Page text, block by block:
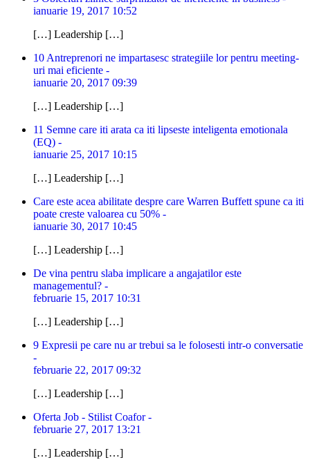
ianuarie 19, 2017 10:52
[…] Leadership […]
10 Antreprenori ne impartasesc strategiile lor pentru meeting-
uri mai eficiente -
ianuarie 20, 2017 09:39
[…] Leadership […]
11 Semne care iti arata ca iti lipseste inteligenta emotionala
(EQ) -
ianuarie 25, 2017 10:15
[…] Leadership […]
Care este acea abilitate despre care Warren Buffett spune ca iti
poate creste valoarea cu 50% -
ianuarie 30, 2017 10:45
[…] Leadership […]
De vina pentru slaba implicare a angajatilor este
managementul? -
februarie 15, 2017 10:31
[…] Leadership […]
9 Expresii pe care nu ar trebui sa le folosesti intr-o conversatie
-
februarie 22, 2017 09:32
[…] Leadership […]
Oferta Job - Stilist Coafor -
februarie 27, 2017 13:21
[…] Leadership […]